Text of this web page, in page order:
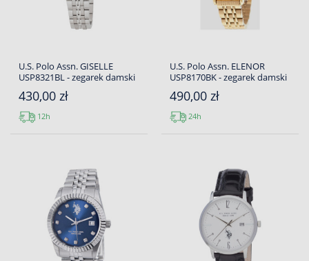
U.S. Polo Assn. GISELLE
USP8321BL - zegarek damski
430,00 zł
12h
U.S. Polo Assn. ELENOR
USP8170BK - zegarek damski
490,00 zł
24h